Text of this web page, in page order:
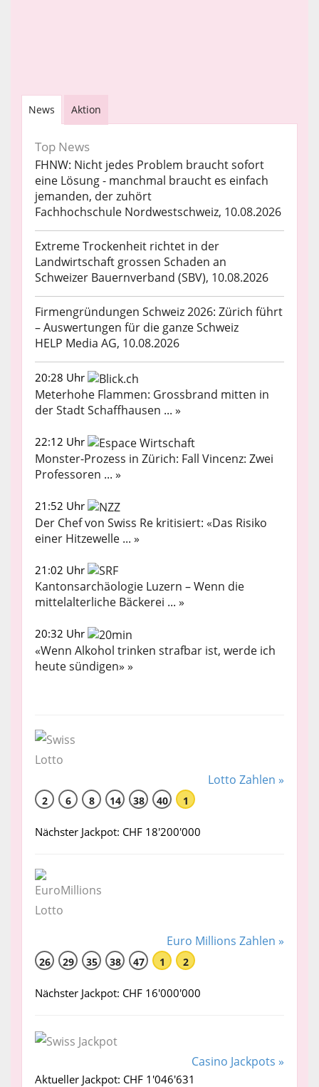
News Aktion
Top News
FHNW: Nicht jedes Problem braucht sofort
eine Lösung - manchmal braucht es einfach
jemanden, der zuhört
Fachhochschule Nordwestschweiz, 10.08.2026
Extreme Trockenheit richtet in der
Landwirtschaft grossen Schaden an
Schweizer Bauernverband (SBV), 10.08.2026
Firmengründungen Schweiz 2026: Zürich führt
– Auswertungen für die ganze Schweiz
HELP Media AG, 10.08.2026
20:28 Uhr
Meterhohe Flammen: Grossbrand mitten in
der Stadt Schaffhausen ... »
22:12 Uhr
Monster-Prozess in Zürich: Fall Vincenz: Zwei
Professoren ... »
21:52 Uhr
Der Chef von Swiss Re kritisiert: «Das Risiko
einer Hitzewelle ... »
21:02 Uhr
Kantonsarchäologie Luzern – Wenn die
mittelalterliche Bäckerei ... »
20:32 Uhr
«Wenn Alkohol trinken strafbar ist, werde ich
heute sündigen» »
Lotto Zahlen »
2 6 8 14 38 40 1
Nächster Jackpot: CHF 18'200'000
Euro Millions Zahlen »
26 29 35 38 47 1 2
Nächster Jackpot: CHF 16'000'000
Casino Jackpots »
Aktueller Jackpot: CHF 1'046'631